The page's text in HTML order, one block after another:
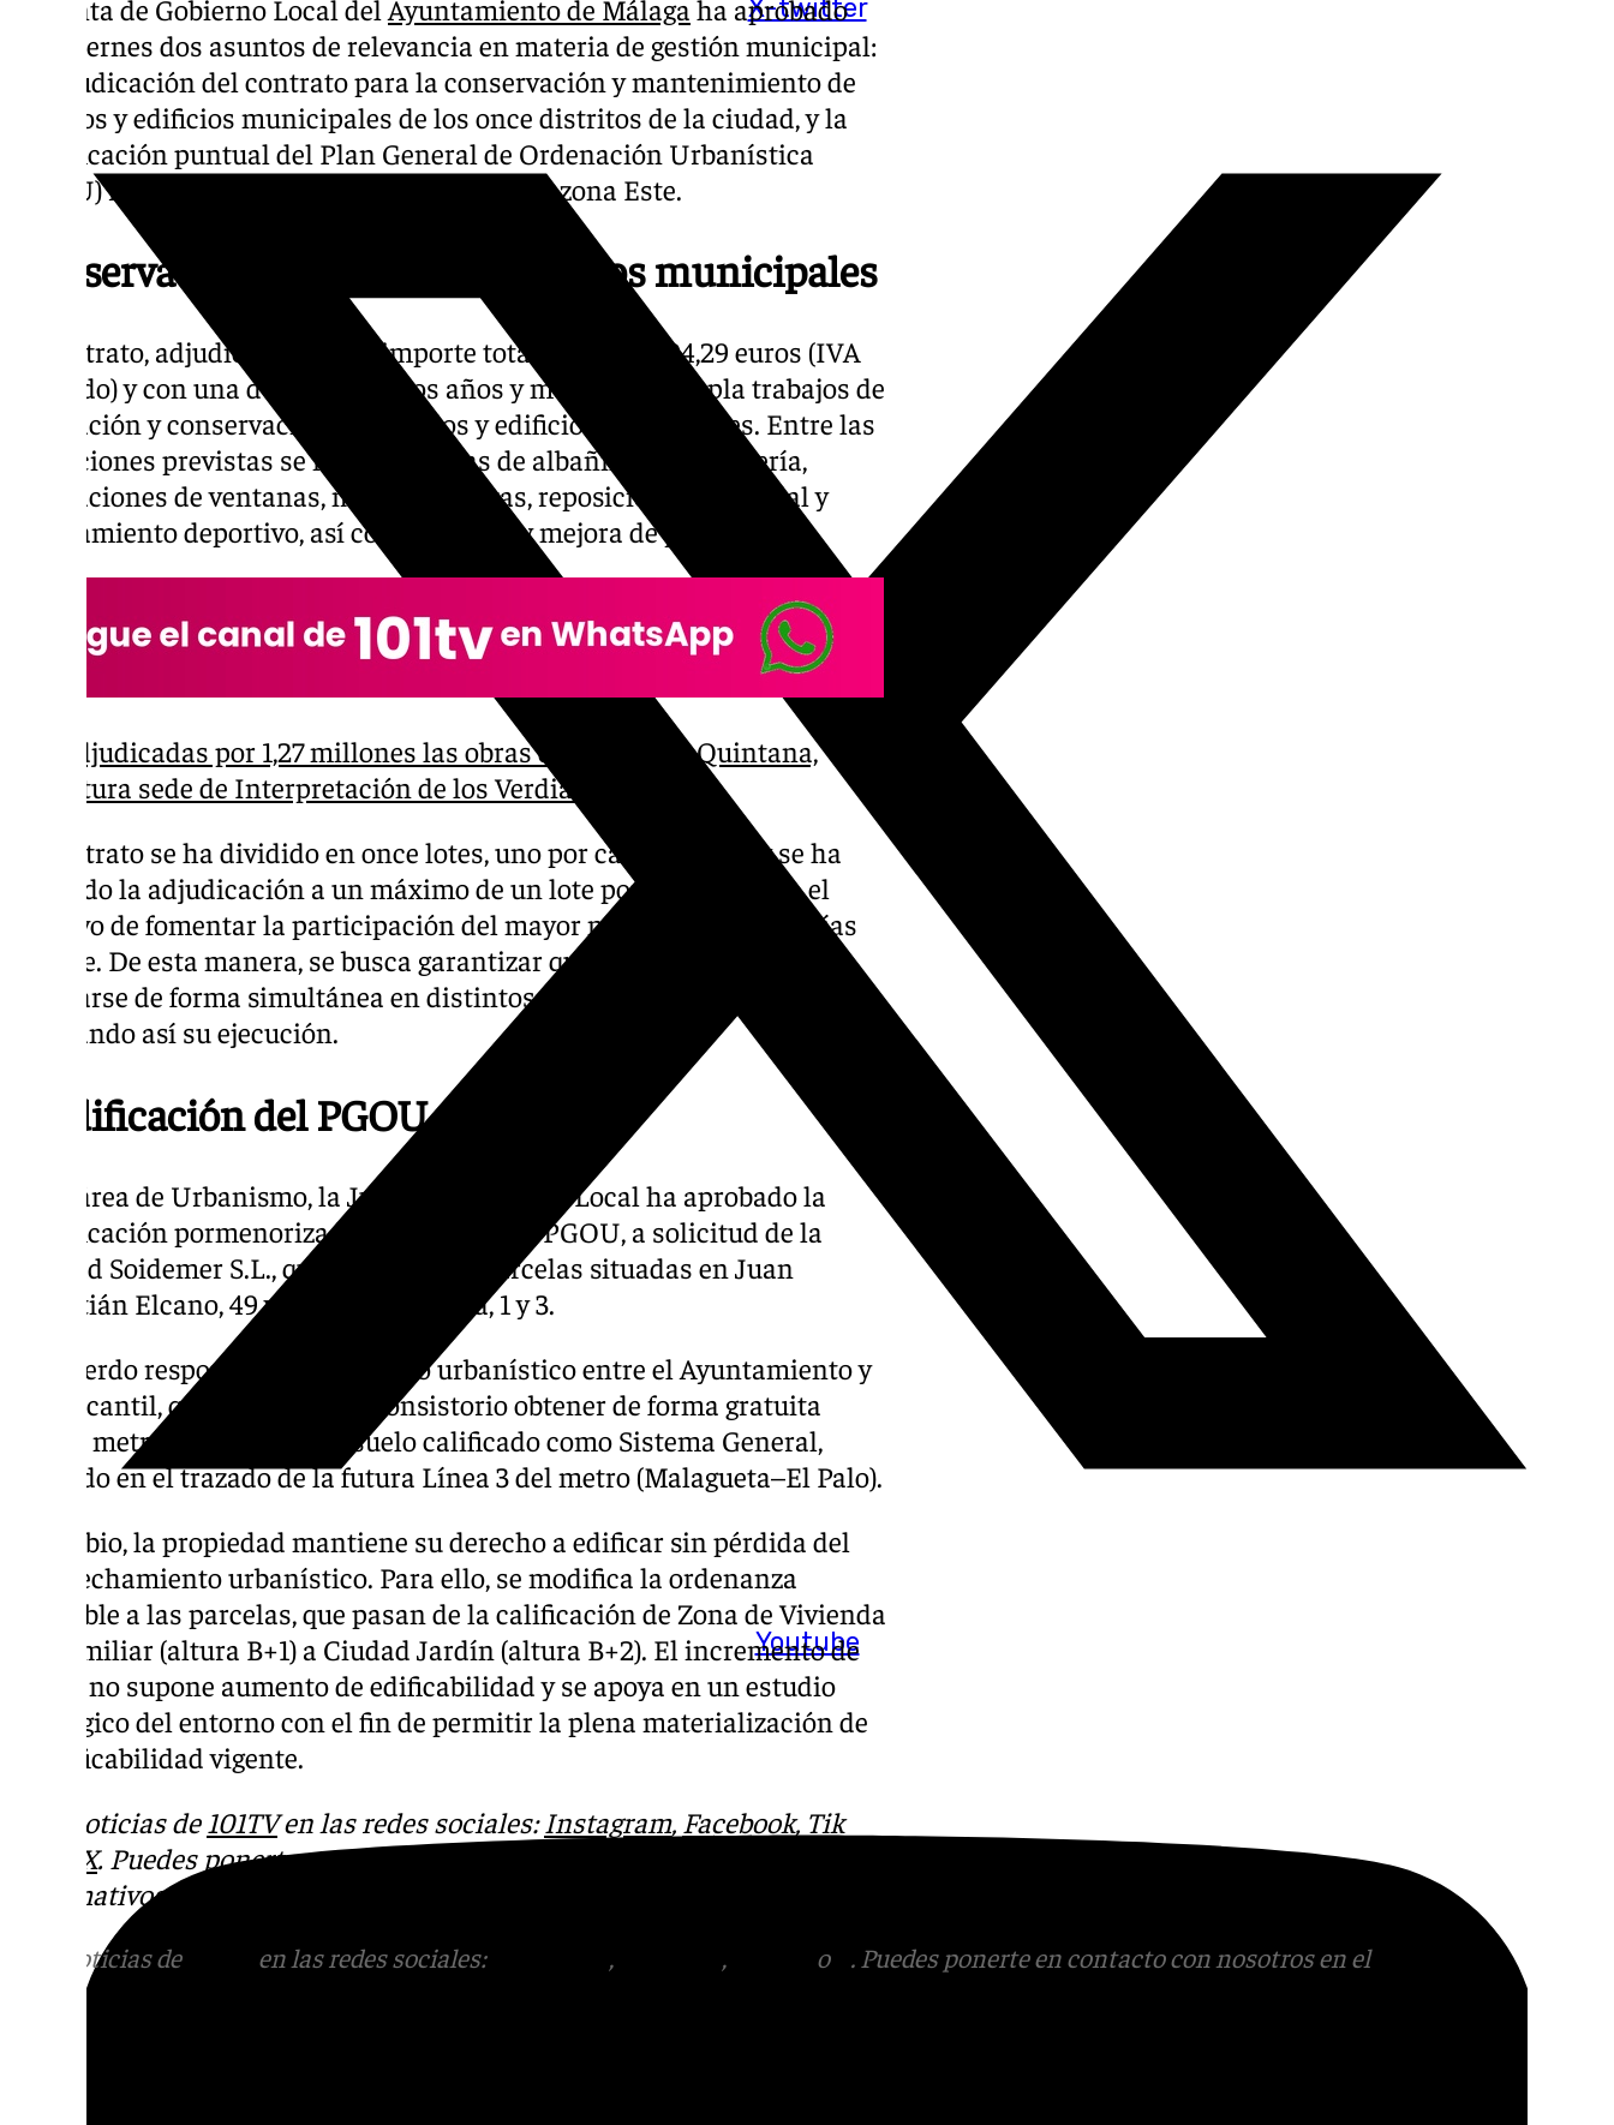
X-twitter
Youtube
La Junta de Gobierno Local del Ayuntamiento de Málaga ha aprobado
este viernes dos asuntos de relevancia en materia de gestión municipal:
la adjudicación del contrato para la conservación y mantenimiento de
colegios y edificios municipales de los once distritos de la ciudad, y la
modificación puntual del Plan General de Ordenación Urbanística
(PGOU) relativa a dos parcelas situadas en la zona Este.
Conservación en colegios y edificios municipales
El contrato, adjudicado por un importe total de 8.409.294,29 euros (IVA
incluido) y con una duración de dos años y medio, contempla trabajos de
reparación y conservación en colegios y edificios municipales. Entre las
actuaciones previstas se incluyen obras de albañilería, fontanería,
reparaciones de ventanas, muros y puertas, reposición de material y
equipamiento deportivo, así como pintura y mejora de pavimentos.
Adjudicadas por 1,27 millones las obras de Hacienda Quintana,
futura sede de Interpretación de los Verdiales
El contrato se ha dividido en once lotes, uno por cada distrito, y se ha
limitado la adjudicación a un máximo de un lote por empresa con el
objetivo de fomentar la participación del mayor número de compañías
posible. De esta manera, se busca garantizar que los trabajos puedan
realizarse de forma simultánea en distintos puntos de la ciudad,
agilizando así su ejecución.
Modificación del PGOU
En el área de Urbanismo, la Junta de Gobierno Local ha aprobado la
modificación pormenorizada número 39 del PGOU, a solicitud de la
entidad Soidemer S.L., que afecta a dos parcelas situadas en Juan
Sebastián Elcano, 49 y calle Juan Valera, 1 y 3.
El acuerdo responde a un convenio urbanístico entre el Ayuntamiento y
la mercantil, que permitirá al Consistorio obtener de forma gratuita
534,80 metros cuadrados de suelo calificado como Sistema General,
incluido en el trazado de la futura Línea 3 del metro (Malagueta–El Palo).
A cambio, la propiedad mantiene su derecho a edificar sin pérdida del
aprovechamiento urbanístico. Para ello, se modifica la ordenanza
aplicable a las parcelas, que pasan de la calificación de Zona de Vivienda
Unifamiliar (altura B+1) a Ciudad Jardín (altura B+2). El incremento de
altura no supone aumento de edificabilidad y se apoya en un estudio
tipológico del entorno con el fin de permitir la plena materialización de
la edificabilidad vigente.
Más noticias de 101TVen las redes sociales:Instagram, Facebook, Tik
X. Puedes ponerte en contacto con nosotros en el correo
informativos@101tv.es
Más noticias de en las redes sociales: , , o
. Puedes ponerte en contacto con nosotros en el
informativos@101tv.es